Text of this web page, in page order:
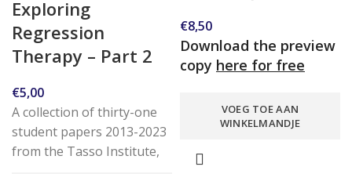
Exploring
Regression
Therapy – Part 2
€5,00
A collection of thirty-one
student papers 2013-2023
from the Tasso Institute,
€8,50
Download the preview
copy here for free
VOEG TOE AAN
WINKELMANDJE